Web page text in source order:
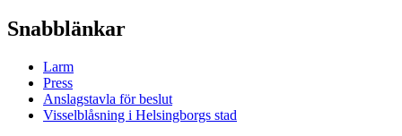
Snabblänkar
Larm
Press
Anslagstavla för beslut
Visselblåsning i Helsingborgs stad